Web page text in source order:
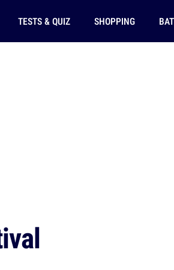
TESTS & QUIZ SHOPPING